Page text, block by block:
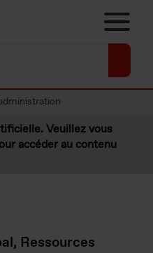
Veuillez vous
accéder au contenu
Ressources